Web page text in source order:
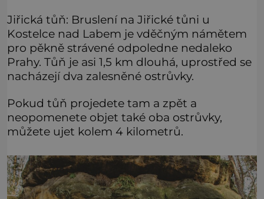
Jiřická tůň: Bruslení na Jiřické tůni u
Kostelce nad Labem je vděčným námětem
pro pěkně strávené odpoledne nedaleko
Prahy. Tůň je asi 1,5 km dlouhá, uprostřed se
nacházejí dva zalesněné ostrůvky.
Pokud tůň projedete tam a zpět a
neopomenete objet také oba ostrůvky,
můžete ujet kolem 4 kilometrů.